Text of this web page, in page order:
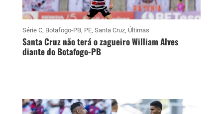
Série C, Botafogo-PB, PE, Santa Cruz, Últimas
Santa Cruz não terá o zagueiro William Alves
diante do Botafogo-PB